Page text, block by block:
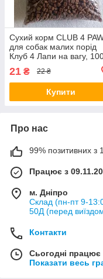
Сухий корм CLUB 4
для собак малих порід
Клуб 4 Лапи на вагу,
21 ₴ 22 ₴
Купити
Про нас
99% позитивних з
Працює з
м. Дніпро
Склад (пн-пт 9-
50Д (перед
Контакти
Сьогодні працює
Показати весь